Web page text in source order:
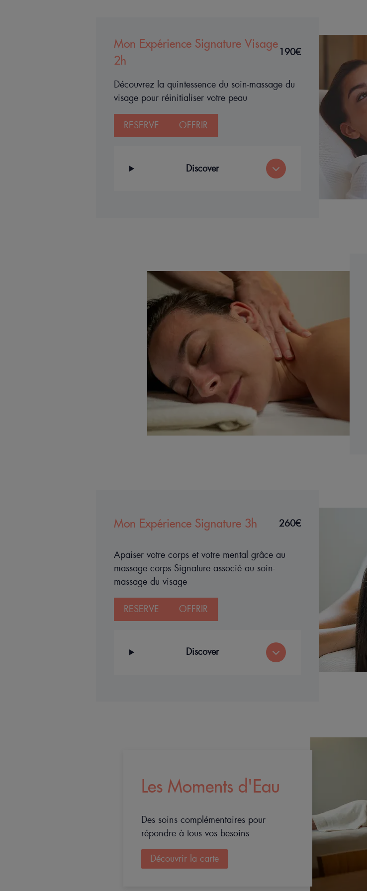
Mon Expérience Signature Visage
2h
190€
Découvrez la quintessence du soin-massage du
visage pour réinitialiser votre peau
RESERVE OFFRIR
Discover
Mon Expérience Signature 3h 260€
Apaiser votre corps et votre mental grâce au
massage corps Signature associé au soin-
massage du visage
RESERVE OFFRIR
Discover
Les Moments d'Eau
Des soins complémentaires pour
répondre à tous vos besoins
Découvrir la carte